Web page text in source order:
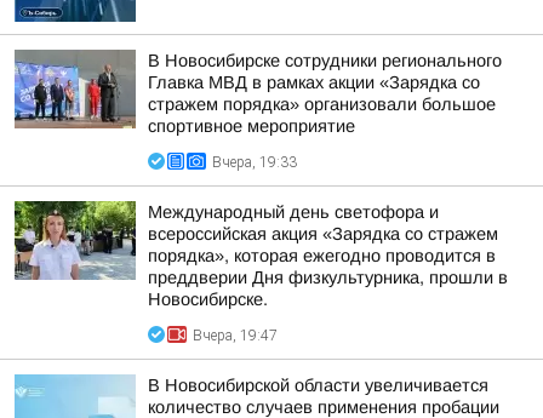
В Новосибирске сотрудники регионального
Главка МВД в рамках акции «Зарядка со
стражем порядка» организовали большое
спортивное мероприятие
Вчера, 19:33
Международный день светофора и
всероссийская акция «Зарядка со стражем
порядка», которая ежегодно проводится в
преддверии Дня физкультурника, прошли в
Новосибирске.
Вчера, 19:47
В Новосибирской области увеличивается
количество случаев применения пробации